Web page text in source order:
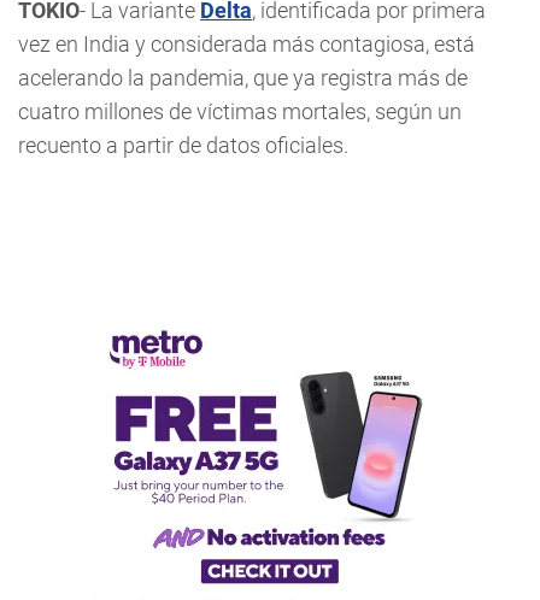
TOKIO- La variante Delta, identificada por primera
vez en India y considerada más contagiosa, está
acelerando la pandemia, que ya registra más de
cuatro millones de víctimas mortales, según un
recuento a partir de datos oficiales.